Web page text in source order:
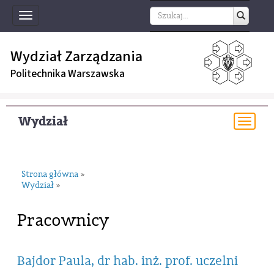
Toggle
navigation
Wydział Zarządzania
Politechnika Warszawska
Wydział
Strona główna »
Wydział »
Pracownicy
Bajdor Paula, dr hab. inż. prof. uczelni